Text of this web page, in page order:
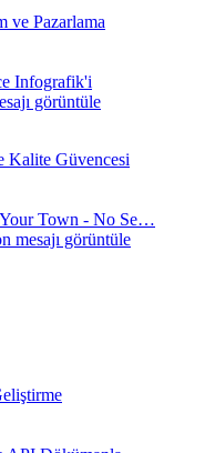
ve Pazarlama
Infografik'i
görüntüle
Kalite Güvencesi
Town - No Se…
mesajı görüntüle